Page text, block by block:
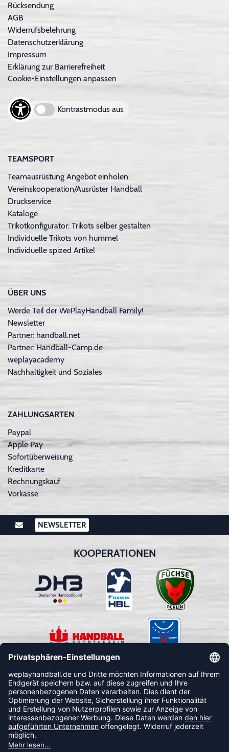
Rücksendung
AGB
Widerrufsbelehrung
Datenschutzerklärung
Impressum
Erklärung zur Barrierefreiheit
Cookie-Einstellungen anpassen
Kontrastmodus aus
TEAMSPORT
Teamausrüstung Angebot einholen
Vereinskooperation/Ausrüster Handball
Druckservice
Kataloge
Trikotkonfigurator: Trikots selber gestalten
Individuelle Trikots von hummel
Individuelle spized Artikel
ÜBER UNS
Werde Teil der WePlayHandball Family!
Newsletter
Partner: handball.net
Partner: Handball-Camp.de
weplayacademy
Nachhaltigkeit und Soziales
ZAHLUNGSARTEN
Paypal
Apple Pay
Sofortüberweisung
Kreditkarte
Rechnungskauf
Vorkasse
NEWSLETTER
KOOPERATIONEN
FOLLOW US